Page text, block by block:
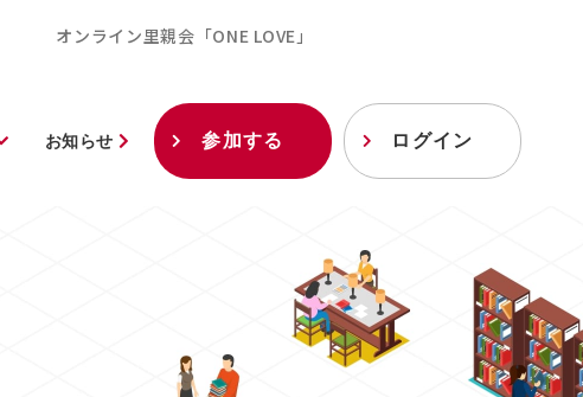
オンライン里親会「ONE LOVE」
お知らせ 参加する ログイン